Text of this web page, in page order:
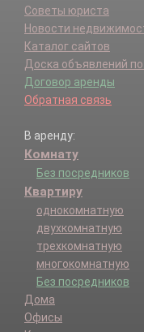
Советы юриста
Новости
Каталог сайтов
Доска объявлений
Договор аренды
Обратная связь
В аренду:
Комнату
Без посредников
Квартиру
однокомнатную
двухкомнатную
трехкомнатную
многокомнатную
Без посредников
Дома
Офисы